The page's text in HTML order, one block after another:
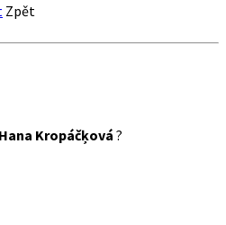
Zpět
Hana Kropáčķová ?